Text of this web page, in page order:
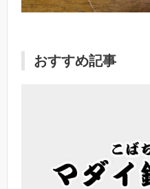
おすすめ記事